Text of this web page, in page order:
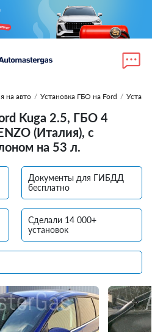
на авто / Установка ГБО на Ford /
Kuga 2.5, ГБО 4
(Италия), с
на 53 л.
Документы для ГИБДД
бесплатно
Сделали 14 000+
установок